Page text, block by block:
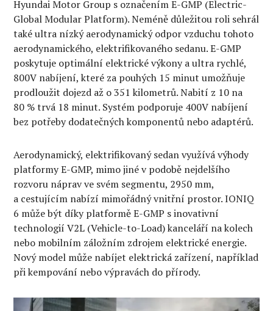
Hyundai Motor Group s označením E-GMP (Electric-
Global Modular Platform). Neméně důležitou roli sehrál
také ultra nízký aerodynamický odpor vzduchu tohoto
aerodynamického, elektrifikovaného sedanu. E-GMP
poskytuje optimální elektrické výkony a ultra rychlé,
800V nabíjení, které za pouhých 15 minut umožňuje
prodloužit dojezd až o 351 kilometrů. Nabití z 10 na
80 % trvá 18 minut. Systém podporuje 400V nabíjení
bez potřeby dodatečných komponentů nebo adaptérů.
Aerodynamický, elektrifikovaný sedan využívá výhody
platformy E-GMP, mimo jiné v podobě nejdelšího
rozvoru náprav ve svém segmentu, 2950 mm,
a cestujícím nabízí mimořádný vnitřní prostor. IONIQ
6 může být díky platformě E-GMP s inovativní
technologií V2L (Vehicle-to-Load) kanceláří na kolech
nebo mobilním záložním zdrojem elektrické energie.
Nový model může nabíjet elektrická zařízení, například
při kempování nebo výpravách do přírody.